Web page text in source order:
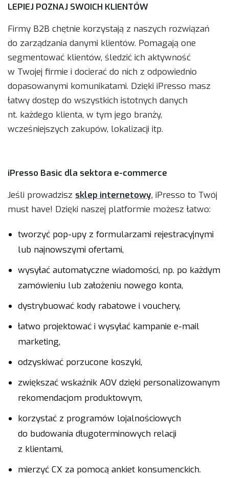
LEPIEJ POZNAJ SWOICH KLIENTÓW
Firmy B2B chętnie korzystają z naszych rozwiązań
do zarządzania danymi klientów. Pomagają one
segmentować klientów, śledzić ich aktywność
w Twojej firmie i docierać do nich z odpowiednio
dopasowanymi komunikatami. Dzięki iPresso masz
łatwy dostęp do wszystkich istotnych danych
nt. każdego klienta, w tym jego branży,
wcześniejszych zakupów, lokalizacji itp.
iPresso Basic dla sektora e-commerce
Jeśli prowadzisz sklep internetowy, iPresso to Twój
must have! Dzięki naszej platformie możesz łatwo:
tworzyć pop-upy z formularzami rejestracyjnymi
lub najnowszymi ofertami,
wysyłać automatyczne wiadomości, np. po każdym
zamówieniu lub założeniu nowego konta,
dystrybuować kody rabatowe i vouchery,
łatwo projektować i wysyłać kampanie e-mail
marketing,
odzyskiwać porzucone koszyki,
zwiększać wskaźnik AOV dzięki personalizowanym
rekomendacjom produktowym,
korzystać z programów lojalnościowych
do budowania długoterminowych relacji
z klientami,
mierzyć CX za pomocą ankiet konsumenckich.